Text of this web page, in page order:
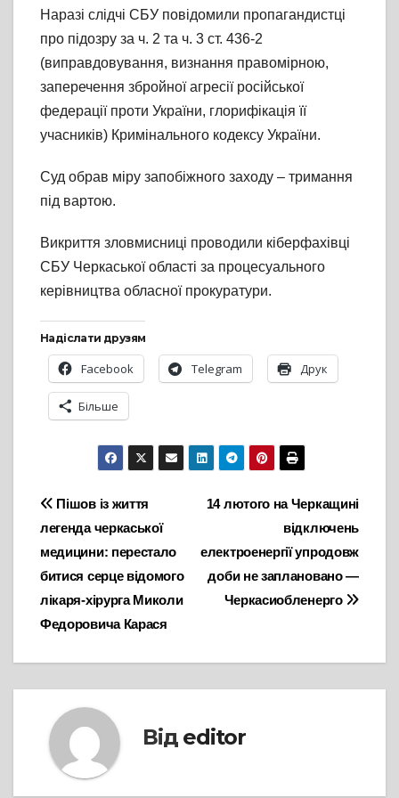
Наразі слідчі СБУ повідомили пропагандистці
про підозру за ч. 2 та ч. 3 ст. 436-2
(виправдовування, визнання правомірною,
заперечення збройної агресії російської
федерації проти України, глорифікація її
учасників) Кримінального кодексу України.
Суд обрав міру запобіжного заходу – тримання
під вартою.
Викриття зловмисниці проводили кіберфахівці
СБУ Черкаської області за процесуального
керівництва обласної прокуратури.
Надіслати друзям
Facebook Telegram Друк
Більше
Навігація
записів
14 лютого на Черкащині
відключень
електроенергії упродовж
доби не заплановано —
Черкасиобленерго
Пішов із життя
легенда черкаської
медицини: перестало
битися серце відомого
лікаря-хірурга Миколи
Федоровича Карася
Від editor